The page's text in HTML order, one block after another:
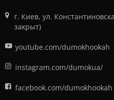
г. Киев, ул.
закрыт)
youtube.com/dumokhookah
instagram.com/dumokua/
facebook.com/dumokhookah